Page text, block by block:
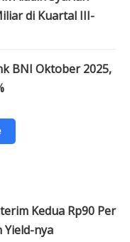
di Kuartal III-
BNI Oktober 2025,
Kedua Rp90 Per
Yield-nya